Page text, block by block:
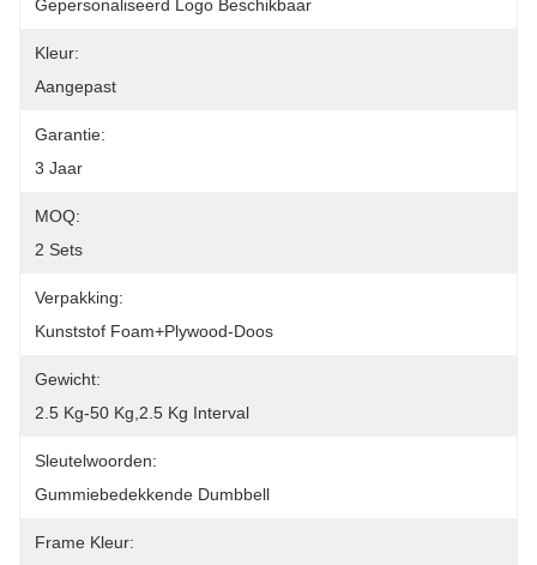
Gepersonaliseerd Logo Beschikbaar
Kleur:
Aangepast
Garantie:
3 Jaar
MOQ:
2 Sets
Verpakking:
Kunststof Foam+plywood-Doos
Gewicht:
2.5 Kg-50 Kg,2.5 Kg Interval
Sleutelwoorden:
Gummiebedekkende Dumbbell
Frame Kleur: